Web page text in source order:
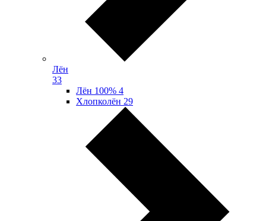
Лён
33
Лён 100% 4
Хлопколён 29